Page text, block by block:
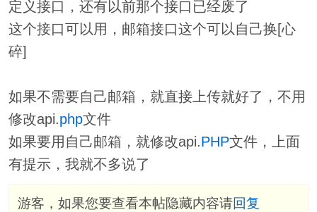
定义接口，还有以前那个接口已经废了
这个接口可以用，邮箱接口这个可以自己换[心
碎]
如果不需要自己邮箱，就直接上传就好了，不用
修改api.php文件
如果要用自己邮箱，就修改api.PHP文件，上面
有提示，我就不多说了
游客，如果您要查看本帖隐藏内容请回复